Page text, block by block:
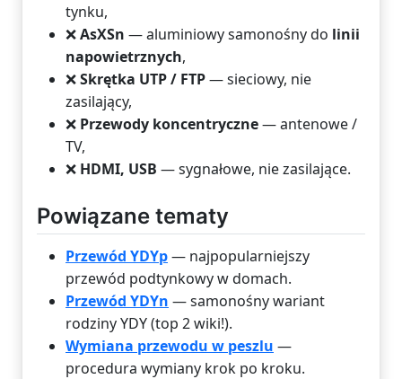
tynku,
❌AsXSn — aluminiowy samonośny do linii
napowietrznych,
❌Skrętka UTP / FTP— sieciowy, nie
zasilający,
❌ Przewody koncentryczne— antenowe /
TV,
❌ HDMI, USB — sygnałowe, nie zasilające.
Powiązane tematy
Przewód YDYp— najpopularniejszy
przewód podtynkowy w domach.
Przewód YDYn — samonośny wariant
rodziny YDY (top 2 wiki!).
Wymiana przewodu w peszlu —
procedura wymiany krok po kroku.